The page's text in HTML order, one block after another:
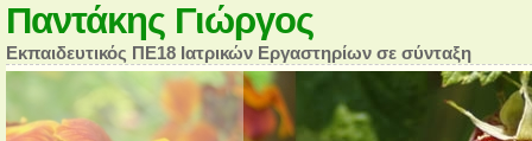
Παντάκης Γιώργος
Εκπαιδευτικός ΠΕ18 Ιατρικών Εργαστηρίων σε σύνταξη